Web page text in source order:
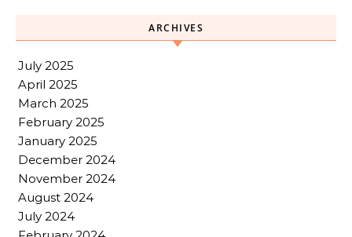
ARCHIVES
July 2025
April 2025
March 2025
February 2025
January 2025
December 2024
November 2024
August 2024
July 2024